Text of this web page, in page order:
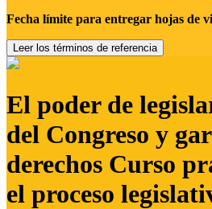
Fecha límite para entregar hojas de
Leer los términos de referencia
El poder de
del Congreso y
derechos Curso
el proceso